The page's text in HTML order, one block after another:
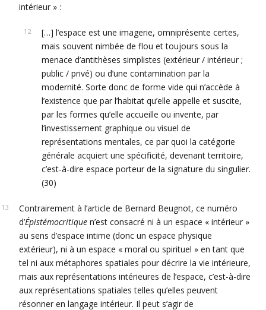
intérieur » :
[…] l’espace est une imagerie, omniprésente certes,
mais souvent nimbée de flou et toujours sous la
menace d’antithèses simplistes (extérieur / intérieur ;
public / privé) ou d’une contamination par la
modernité. Sorte donc de forme vide qui n’accède à
l’existence que par l’habitat qu’elle appelle et suscite,
par les formes qu’elle accueille ou invente, par
l’investissement graphique ou visuel de
représentations mentales, ce par quoi la catégorie
générale acquiert une spécificité, devenant territoire,
c’est-à-dire espace porteur de la signature du singulier.
(30)
Contrairement à l’article de Bernard Beugnot, ce numéro
d’Épistémocritique n’est consacré ni à un espace « intérieur »
au sens d’espace intime (donc un espace physique
extérieur), ni à un espace « moral ou spirituel » en tant que
tel ni aux métaphores spatiales pour décrire la vie intérieure,
mais aux représentations intérieures de l’espace, c’est-à-dire
aux représentations spatiales telles qu’elles peuvent
résonner en langage intérieur. Il peut s’agir de